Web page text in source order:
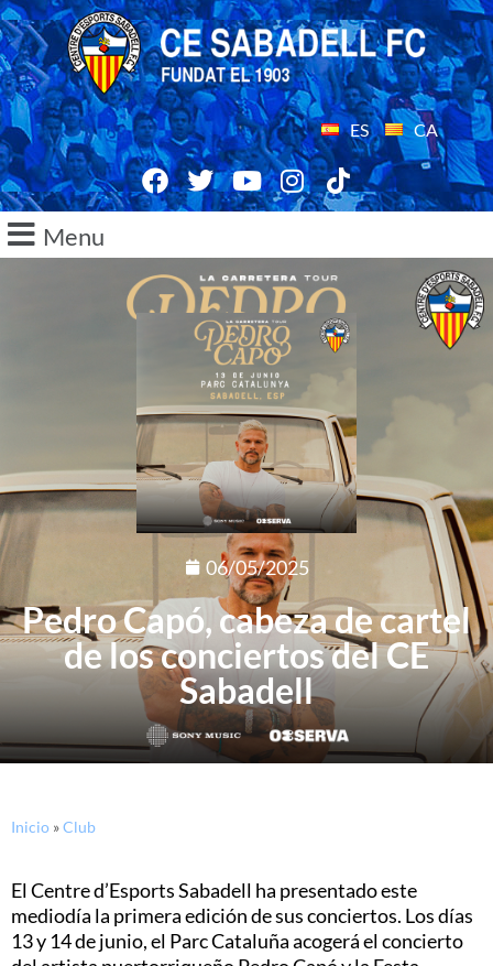
ES CA
Menu
06/05/2025
Pedro Capó, cabeza de cartel
de los conciertos del CE
Sabadell
Inicio »Club
El Centre d’Esports Sabadell ha presentado este
mediodía la primera edición de sus conciertos. Los días
13 y 14 de junio, el Parc Cataluña acogerá el concierto